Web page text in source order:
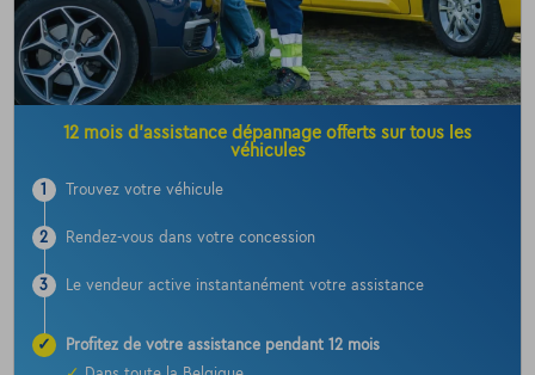
12 mois d’assistance dépannage offerts sur tous les
véhicules
1 Trouvez votre véhicule
2 Rendez-vous dans votre concession
3 Le vendeur active instantanément votre assistance
✓
Profitez de votre assistance pendant 12 mois